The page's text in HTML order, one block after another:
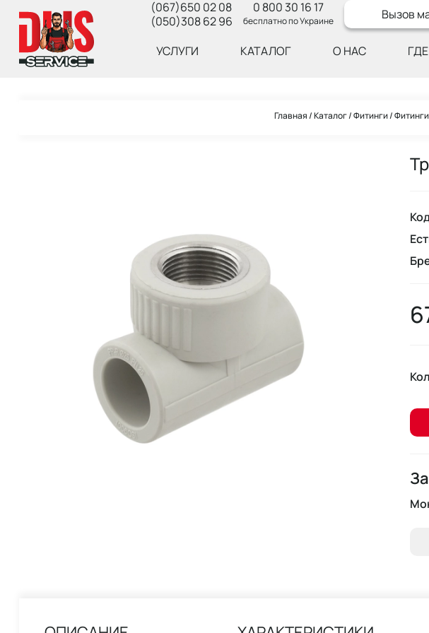
(067)650 02 08
(050)308 62 96
0 800 30 16 17
бесплатно по Украине Вызов
УСЛУГИ КАТАЛОГ О НАС
Главная Каталог Фитинги